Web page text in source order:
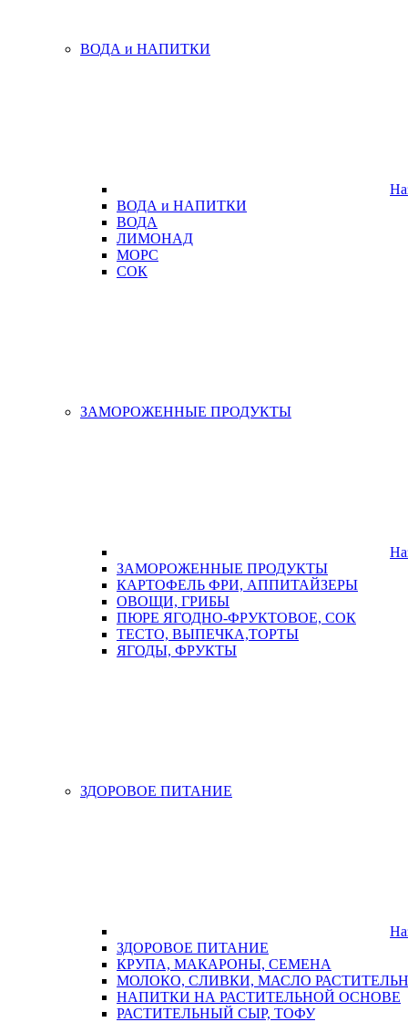
ВОДА и НАПИТКИ
ВОДА и НАПИТКИ
ВОДА
ЛИМОНАД
МОРС
СОК
ЗАМОРОЖЕННЫЕ ПРОДУКТЫ
ЗАМОРОЖЕННЫЕ ПРОДУКТЫ
КАРТОФЕЛЬ ФРИ, АППИТАЙЗЕРЫ
ОВОЩИ, ГРИБЫ
ПЮРЕ ЯГОДНО-ФРУКТОВОЕ, СОК
ТЕСТО, ВЫПЕЧКА,ТОРТЫ
ЯГОДЫ, ФРУКТЫ
ЗДОРОВОЕ ПИТАНИЕ
ЗДОРОВОЕ ПИТАНИЕ
КРУПА, МАКАРОНЫ, СЕМЕНА
МОЛОКО, СЛИВКИ, МАСЛО
НАПИТКИ НА РАСТИТЕЛЬНОЙ ОСНОВЕ
РАСТИТЕЛЬНЫЙ СЫР, ТОФУ